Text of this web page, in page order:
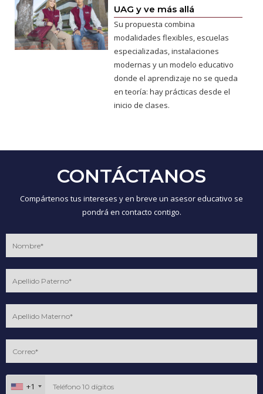
UAG y ve más allá
Su propuesta combina
modalidades flexibles, escuelas
especializadas, instalaciones
modernas y un modelo educativo
donde el aprendizaje no se queda
en teoría: hay prácticas desde el
inicio de clases.
CONTÁCTANOS
Compártenos tus intereses y en breve un asesor educativo se
pondrá en contacto contigo.
+1